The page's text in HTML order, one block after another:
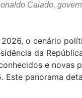
Caiado,
o cenário
da
e
panorama